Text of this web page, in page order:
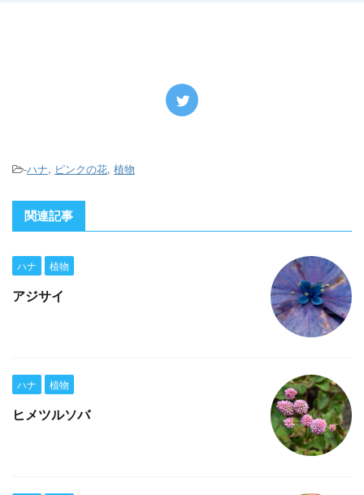
-ハナ, ピンクの花, 植物
関連記事
ハナ 植物
アジサイ
ハナ 植物
ヒメツルソバ